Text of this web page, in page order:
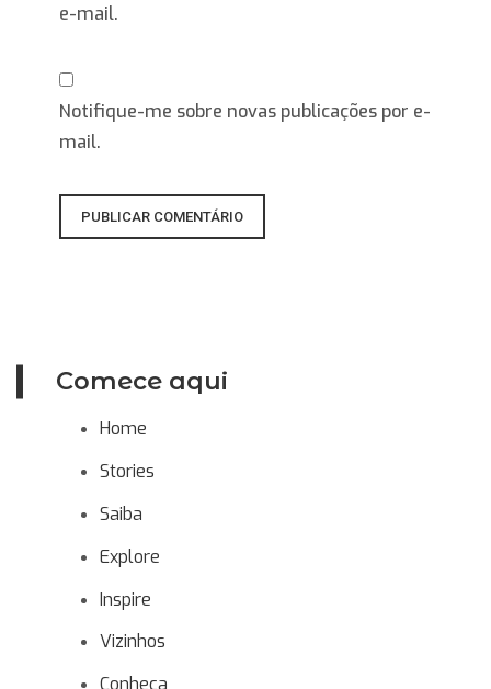
Comece aqui
Home
Stories
Saiba
Explore
Inspire
Vizinhos
Conheça
e-mail.
Notifique-me sobre novas publicações por e-
mail.